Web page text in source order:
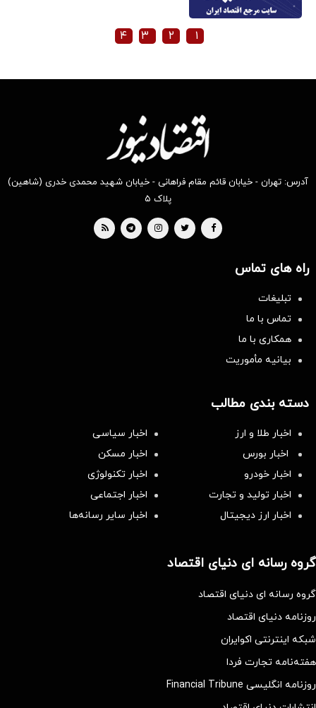
۱ ۲ ۳ ۴
آدرس: تهران - خیابان قائم مقام فراهانی - خیابان شهید محمدی خدری (شاهین)
پلاک ۵
راه های تماس
تبلیغات
تماس با ما
همکاری با ما
بیانیه مأموریت
دسته بندی مطالب
اخبار طلا و ارز
اخبار سیاسی
اخبار بورس
اخبار مسکن
اخبار خودرو
اخبار تکنولوژی
اخبار تولید و تجارت
اخبار اجتماعی
اخبار ارز دیجیتال
اخبار سایر رسانه‌‌ها
گروه رسانه ای دنیای اقتصاد
گروه رسانه ای دنیای اقتصاد
روزنامه دنیای اقتصاد
شبکه اینترنتی اکوایران
هفته‌نامه تجارت فردا
روزنامه انگلیسی Financial Tribune